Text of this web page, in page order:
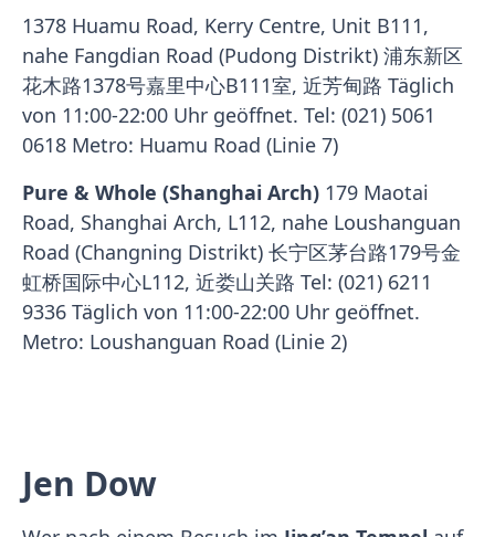
1378 Huamu Road, Kerry Centre, Unit B111,
nahe Fangdian Road (Pudong Distrikt) 浦东新区
花木路1378号嘉里中心B111室, 近芳甸路 Täglich
von 11:00-22:00 Uhr geöffnet. Tel: (021) 5061
0618 Metro: Huamu Road (Linie 7)
Pure & Whole (Shanghai Arch) 179 Maotai
Road, Shanghai Arch, L112, nahe Loushanguan
Road (Changning Distrikt) 长宁区茅台路179号金
虹桥国际中心L112, 近娄山关路 Tel: (021) 6211
9336 Täglich von 11:00-22:00 Uhr geöffnet.
Metro: Loushanguan Road (Linie 2)
Jen Dow